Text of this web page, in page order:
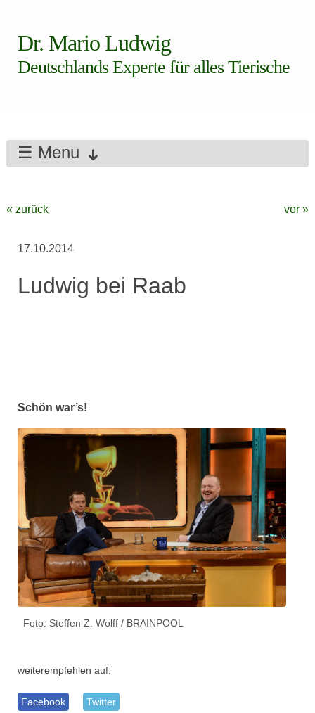
Dr. Mario Ludwig
Deutschlands Experte für alles Tierische
☰ Menu
« zurück vor »
17.10.2014
Ludwig bei Raab
Schön war’s!
Foto: Steffen Z. Wolff / BRAINPOOL
weiterempfehlen auf:
Facebook Twitter